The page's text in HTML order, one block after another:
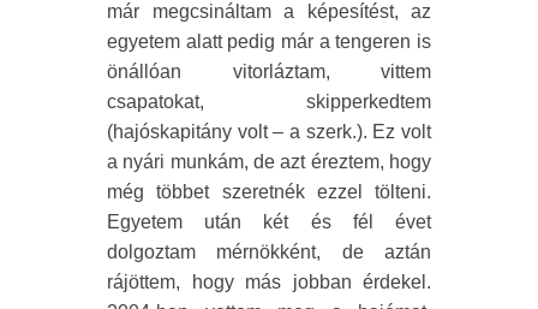
már megcsináltam a képesítést, az
egyetem alatt pedig már a tengeren is
önállóan vitorláztam, vittem
csapatokat, skipperkedtem
(hajóskapitány volt – a szerk.). Ez volt
a nyári munkám, de azt éreztem, hogy
még többet szeretnék ezzel tölteni.
Egyetem után két és fél évet
dolgoztam mérnökként, de aztán
rájöttem, hogy más jobban érdekel.